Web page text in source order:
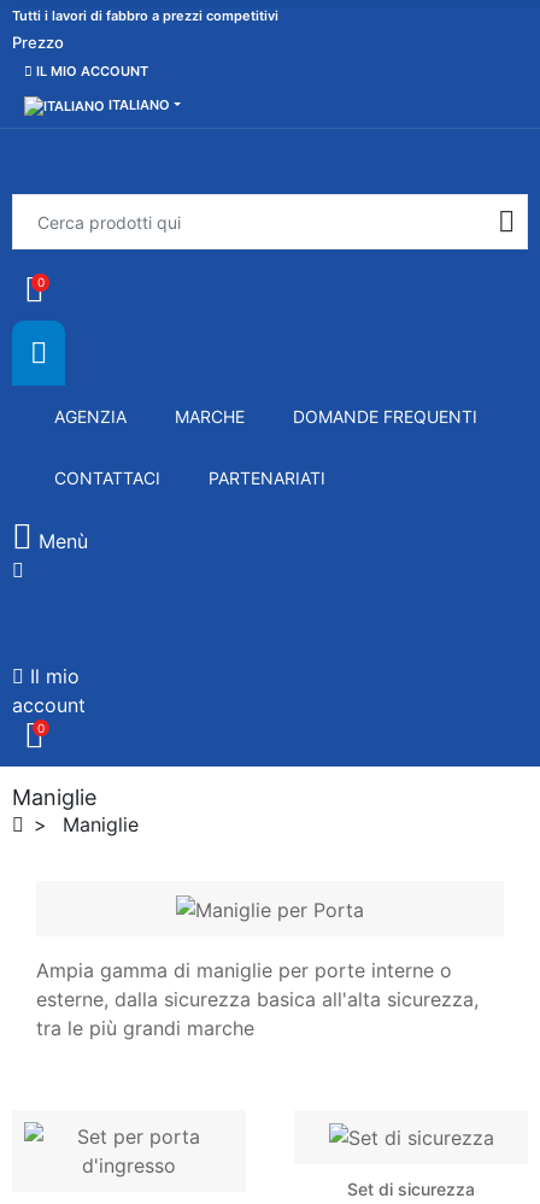
Tutti i lavori di fabbro a prezzi competitivi
Prezzo
IL MIO ACCOUNT
ITALIANO
0
AGENZIA MARCHE DOMANDE FREQUENTI
CONTATTACI PARTENARIATI
Menù
Il mio
account
0
Maniglie
Maniglie
Ampia gamma di maniglie per porte interne o
esterne, dalla sicurezza basica all'alta sicurezza,
tra le più grandi marche
Set di sicurezza